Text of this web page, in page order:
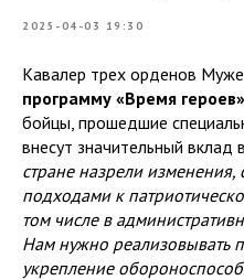
2025-04-03 19:30
Кавалер трех орденов
программу «Время
бойцы, прошедшие
внесут значительный вклад
стране назрели
подходами к
том числе в
Нам нужно реализовывать
укрепление